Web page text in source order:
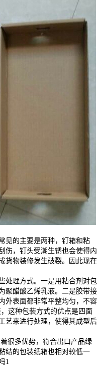
见的主要是两种，钉箱和粘
伤，钉头受潮生锈也会使得内
货物装修发生破裂。因此现在
处理方式。一是用粘合剂对包
聚醋酸乙烯乳液。二是胶带接
外表面都非常平整均匀，不容
这种包装方式的优点是四面
艺来进行处理，使得其成型后
很多优势，符合出口产品绿
结的包装纸箱也相对较低一
1